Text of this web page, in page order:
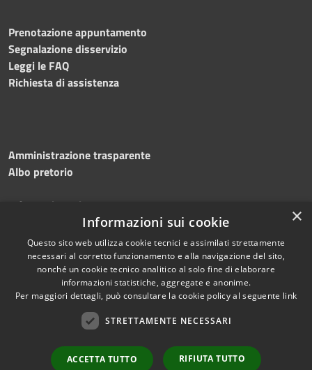
Prenotazione appuntamento
Segnalazione disservizio
Leggi le FAQ
Richiesta di assistenza
Amministrazione trasparente
Albo pretorio
Informativa privacy
Dichiarazione di accessibilità
Copyright © 2026 • Comune di
Silvi • Powered by
redazione
×
Informazioni sui cookie
Questo sito web utilizza cookie tecnici e assimilati strettamente
necessari al corretto funzionamento e alla navigazione del sito,
nonché un cookie tecnico analitico al solo fine di elaborare
informazioni statistiche, aggregate e anonime.
Per maggiori dettagli, può consultare la cookie policy al seguente link
STRETTAMENTE NECESSARI
ACCETTA TUTTO RIFIUTA TUTTO